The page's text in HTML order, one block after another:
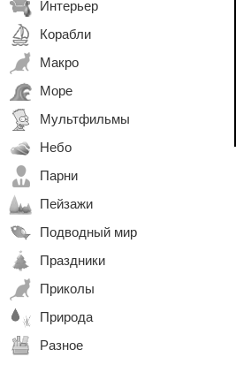
Интерьер
Корабли
Макро
Море
Мультфильмы
Небо
Парни
Пейзажи
Подводный мир
Праздники
Приколы
Природа
Разное